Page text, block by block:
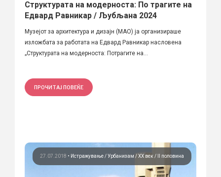
Структурата на модерноста: По трагите на
Едвард Равникар / Љубљана 2024
Музејот за архитектура и дизајн (MAO) ја организираше
изложбата за работата на Едвард Равникар насловена
„Структурата на модерноста: Потрагите на...
ПРОЧИТАЈ ПОВЕЌЕ
27.07.2018 • Истражување Урбанизам ХХ век / II половина